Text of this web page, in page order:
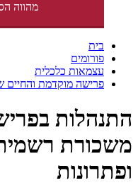
מהווה
בית
פורומים
עצמאות כלכלית
פרישה מוקדמת והחיים
התנהלות
משכורת
ופתרונות